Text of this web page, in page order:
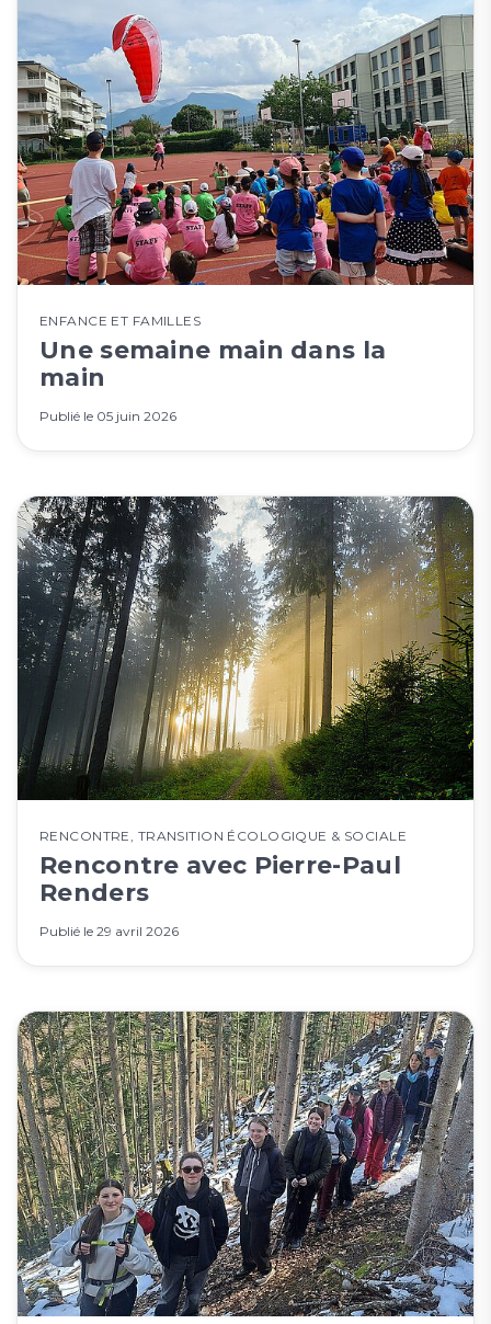
ENFANCE ET FAMILLES
Une semaine main dans la
main
Publié le 05 juin 2026
RENCONTRE, TRANSITION ÉCOLOGIQUE & SOCIALE
Rencontre avec Pierre-Paul
Renders
Publié le 29 avril 2026